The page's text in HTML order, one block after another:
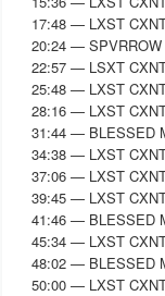
17:48 — LXST
20:24 —
22:57 — LSXT
25:48 — LXST
28:16 — LXST
31:44 — BLESSED
34:38 — LXST
37:06 — LXST
39:45 — LXST
41:46 — BLESSED
45:34 — LXST
48:02 — BLESSED
50:00 — LXST